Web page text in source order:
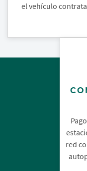
el vehículo
red